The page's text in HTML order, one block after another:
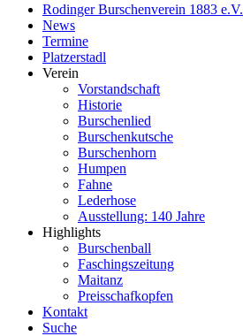
Rodinger Burschenverein 1883 e.V.
News
Termine
Platzerstadl
Verein
Vorstandschaft
Historie
Burschenlied
Burschenkutsche
Burschenhorn
Humpen
Fahne
Lederhose
Ausstellung: 140 Jahre
Highlights
Burschenball
Faschingszeitung
Maitanz
Preisschafkopfen
Kontakt
Suche